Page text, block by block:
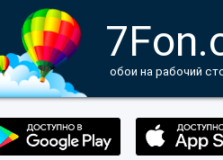
обои на рабочий